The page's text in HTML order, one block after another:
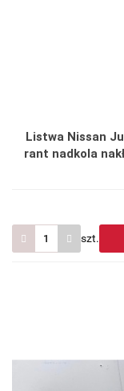
Listwa Nissan
rant nadkola
szt.